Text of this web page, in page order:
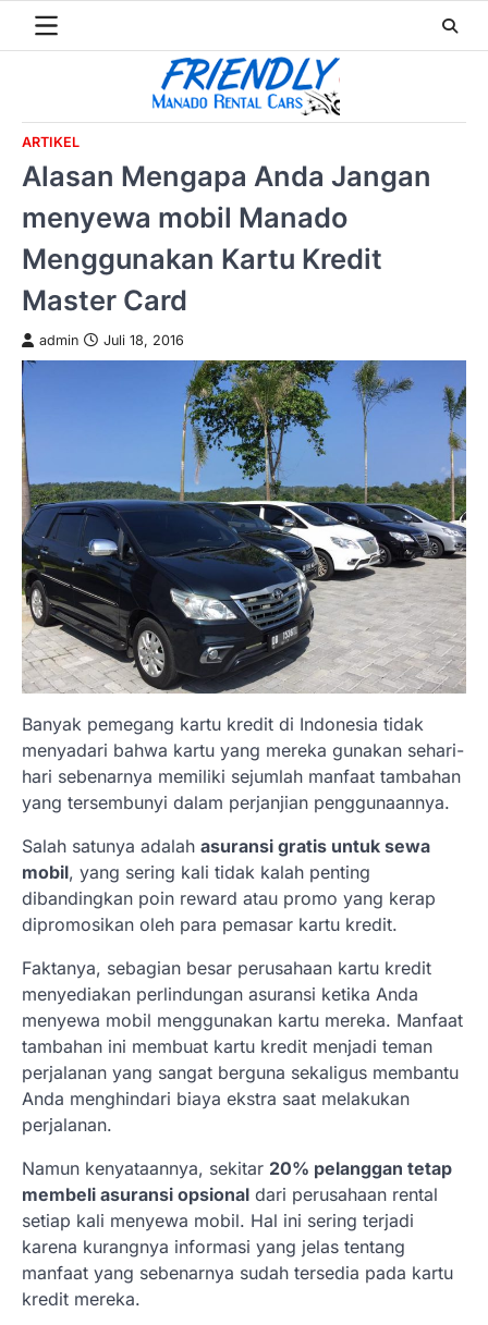
ARTIKEL
Alasan Mengapa Anda Jangan
menyewa mobil Manado
Menggunakan Kartu Kredit
Master Card
admin Juli 18, 2016
Banyak pemegang kartu kredit di Indonesia tidak
menyadari bahwa kartu yang mereka gunakan sehari-
hari sebenarnya memiliki sejumlah manfaat tambahan
yang tersembunyi dalam perjanjian penggunaannya.
Salah satunya adalah asuransi gratis untuk sewa
mobil, yang sering kali tidak kalah penting
dibandingkan poin reward atau promo yang kerap
dipromosikan oleh para pemasar kartu kredit.
Faktanya, sebagian besar perusahaan kartu kredit
menyediakan perlindungan asuransi ketika Anda
menyewa mobil menggunakan kartu mereka. Manfaat
tambahan ini membuat kartu kredit menjadi teman
perjalanan yang sangat berguna sekaligus membantu
Anda menghindari biaya ekstra saat melakukan
perjalanan.
Namun kenyataannya, sekitar 20% pelanggan tetap
membeli asuransi opsional dari perusahaan rental
setiap kali menyewa mobil. Hal ini sering terjadi
karena kurangnya informasi yang jelas tentang
manfaat yang sebenarnya sudah tersedia pada kartu
kredit mereka.